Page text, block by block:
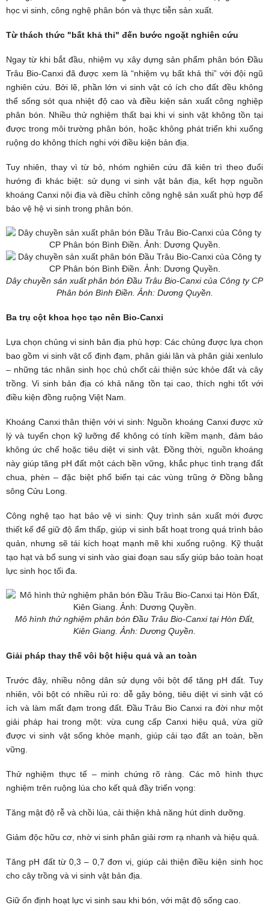
học vi sinh, công nghệ phân bón và thực tiễn sản xuất.
Từ thách thức "bất khả thi" đến bước ngoặt nghiên cứu
Ngay từ khi bắt đầu, nhiệm vụ xây dựng sản phẩm phân bón Đầu
Trâu Bio-Canxi đã được xem là “nhiệm vụ bất khả thi” với đội ngũ
nghiên cứu. Bởi lẽ, phần lớn vi sinh vật có ích cho đất đều không
thể sống sót qua nhiệt độ cao và điều kiện sản xuất công nghiệp
phân bón. Nhiều thử nghiệm thất bại khi vi sinh vật không tồn tại
được trong môi trường phân bón, hoặc không phát triển khi xuống
ruộng do không thích nghi với điều kiện bản địa.
Tuy nhiên, thay vì từ bỏ, nhóm nghiên cứu đã kiên trì theo đuổi
hướng đi khác biệt: sử dụng vi sinh vật bản địa, kết hợp nguồn
khoáng Canxi nội địa và điều chỉnh công nghệ sản xuất phù hợp để
bảo vệ hệ vi sinh trong phân bón.
Dây chuyền sản xuất phân bón Đầu Trâu Bio-Canxi của Công ty CP
Phân bón Bình Điền. Ảnh: Dương Quyền.
Ba trụ cột khoa học tạo nên Bio-Canxi
Lựa chọn chủng vi sinh bản địa phù hợp: Các chủng được lựa chọn
bao gồm vi sinh vật cố định đạm, phân giải lân và phân giải xenlulo
– những tác nhân sinh học chủ chốt cải thiện sức khỏe đất và cây
trồng. Vi sinh bản địa có khả năng tồn tại cao, thích nghi tốt với
điều kiện đồng ruộng Việt Nam.
Khoáng Canxi thân thiện với vi sinh: Nguồn khoáng Canxi được xử
lý và tuyển chọn kỹ lưỡng để không có tính kiềm mạnh, đảm bảo
không ức chế hoặc tiêu diệt vi sinh vật. Đồng thời, nguồn khoáng
này giúp tăng pH đất một cách bền vững, khắc phục tình trạng đất
chua, phèn – đặc biệt phổ biến tại các vùng trũng ở Đồng bằng
sông Cửu Long.
Công nghệ tạo hạt bảo vệ vi sinh: Quy trình sản xuất mới được
thiết kế để giữ độ ẩm thấp, giúp vi sinh bất hoạt trong quá trình bảo
quản, nhưng sẽ tái kích hoạt mạnh mẽ khi xuống ruộng. Kỹ thuật
tạo hạt và bổ sung vi sinh vào giai đoạn sau sấy giúp bảo toàn hoạt
lực sinh học tối đa.
Mô hình thử nghiệm phân bón Đầu Trâu Bio-Canxi tại Hòn Đất,
Kiên Giang. Ảnh: Dương Quyền.
Giải pháp thay thế vôi bột hiệu quả và an toàn
Trước đây, nhiều nông dân sử dụng vôi bột để tăng pH đất. Tuy
nhiên, vôi bột có nhiều rủi ro: dễ gây bỏng, tiêu diệt vi sinh vật có
ích và làm mất đạm trong đất. Đầu Trâu Bio Canxi ra đời như một
giải pháp hai trong một: vừa cung cấp Canxi hiệu quả, vừa giữ
được vi sinh vật sống khỏe mạnh, giúp cải tạo đất an toàn, bền
vững.
Thử nghiệm thực tế – minh chứng rõ ràng. Các mô hình thực
nghiệm trên ruộng lúa cho kết quả đầy triển vọng:
Tăng mật độ rễ và chồi lúa, cải thiện khả năng hút dinh dưỡng.
Giảm độc hữu cơ, nhờ vi sinh phân giải rơm rạ nhanh và hiệu quả.
Tăng pH đất từ 0,3 – 0,7 đơn vị, giúp cải thiện điều kiện sinh học
cho cây trồng và vi sinh vật bản địa.
Giữ ổn định hoạt lực vi sinh sau khi bón, với mật độ sống cao.